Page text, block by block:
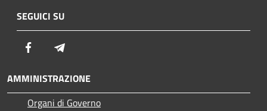
SEGUICI SU
Facebook
AMMINISTRAZIONE
Organi di Governo